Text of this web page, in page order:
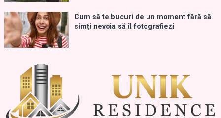
Cum să te bucuri de un moment fără să
simți nevoia să îl fotografiezi